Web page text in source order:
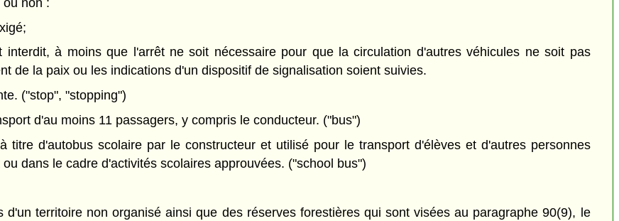
à moins que l'arrêt ne soit nécessaire pour que la circulation d'autres véhicules ne soit pas
de la paix ou les indications d'un dispositif de signalisation soient suivies.
("stop", "stopping")
d'au moins 11 passagers, y compris le conducteur. ("bus")
d'autobus scolaire par le constructeur et utilisé pour le transport d'élèves et d'autres personnes
dans le cadre d'activités scolaires approuvées. ("school bus")
territoire non organisé ainsi que des réserves forestières qui sont visées au paragraphe 90(9), le